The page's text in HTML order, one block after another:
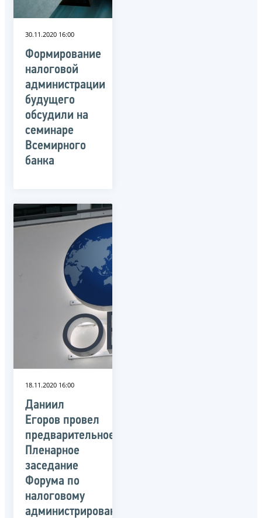
30.11.2020 16:00
Формирование
налоговой
администрации
будущего
обсудили на
семинаре
Всемирного
банка
18.11.2020 16:00
Даниил
Егоров провел
предварительное
Пленарное
заседание
Форума по
налоговому
администрированию